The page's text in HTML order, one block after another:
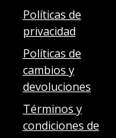
Políticas de
privacidad
Políticas de
cambios y
devoluciones
Términos y
condiciones de